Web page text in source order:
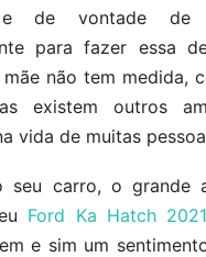
e de vontade de
para fazer essa
não tem medida,
existem outros
vida de muitas
seu carro, o grande
Ford Ka Hatch 2021
e sim um